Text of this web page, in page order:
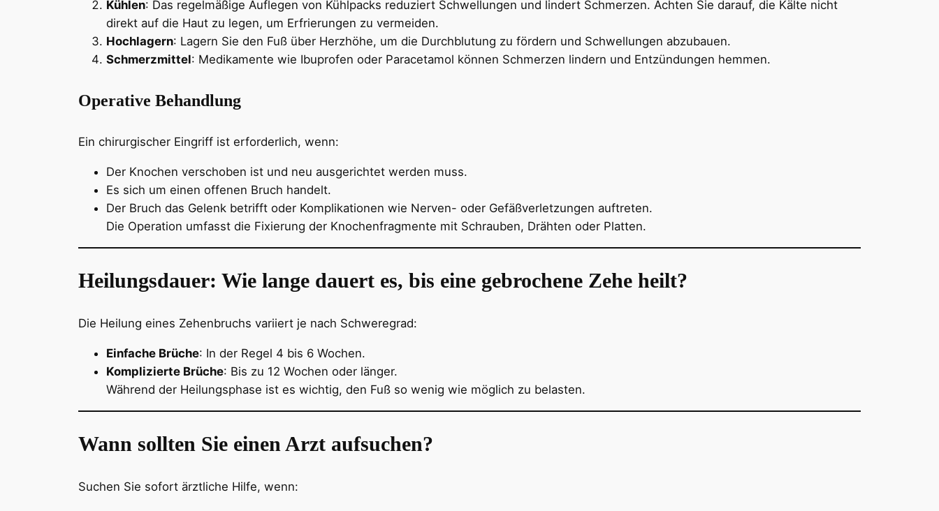
Kühlen: Das regelmäßige Auflegen von Kühlpacks reduziert Schwellungen und lindert Schmerzen. Achten Sie darauf, die Kälte nicht
direkt auf die Haut zu legen, um Erfrierungen zu vermeiden.
Hochlagern: Lagern Sie den Fuß über Herzhöhe, um die Durchblutung zu fördern und Schwellungen abzubauen.
Schmerzmittel: Medikamente wie Ibuprofen oder Paracetamol können Schmerzen lindern und Entzündungen hemmen.
Operative Behandlung
Ein chirurgischer Eingriff ist erforderlich, wenn:
Der Knochen verschoben ist und neu ausgerichtet werden muss.
Es sich um einen offenen Bruch handelt.
Der Bruch das Gelenk betrifft oder Komplikationen wie Nerven- oder Gefäßverletzungen auftreten.
Die Operation umfasst die Fixierung der Knochenfragmente mit Schrauben, Drähten oder Platten.
Heilungsdauer: Wie lange dauert es, bis eine gebrochene Zehe heilt?
Die Heilung eines Zehenbruchs variiert je nach Schweregrad:
Einfache Brüche: In der Regel 4 bis 6 Wochen.
Komplizierte Brüche: Bis zu 12 Wochen oder länger.
Während der Heilungsphase ist es wichtig, den Fuß so wenig wie möglich zu belasten.
Wann sollten Sie einen Arzt aufsuchen?
Suchen Sie sofort ärztliche Hilfe, wenn: